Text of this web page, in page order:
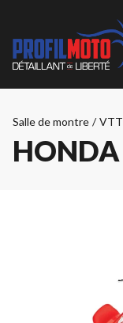
Salle de montre / VTT